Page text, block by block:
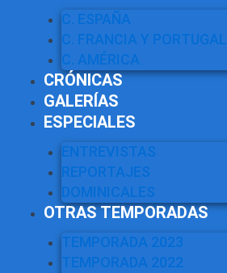
C. ESPAÑA
C. FRANCIA Y PORTUGAL
C. AMÉRICA
CRÓNICAS
GALERÍAS
ESPECIALES
ENTREVISTAS
REPORTAJES
DOMINICALES
OTRAS TEMPORADAS
TEMPORADA 2023
TEMPORADA 2022